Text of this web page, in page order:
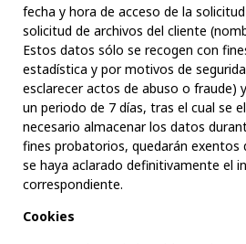
fecha y hora de acceso de la
solicitud de archivos del cliente
Estos datos sólo se recogen con
estadística y por motivos de
esclarecer actos de abuso o fraude)
un periodo de 7 días, tras el cual se
necesario almacenar los datos
fines probatorios, quedarán exentos
se haya aclarado definitivamente el
correspondiente.
Cookies